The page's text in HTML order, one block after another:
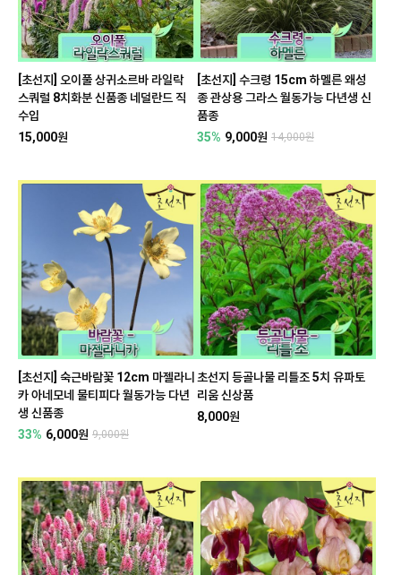
[초선지] 오이풀 상귀소르바 라일락
스쿼럴 8치화분 신품종 네덜란드 직
수입
15,000원
[초선지] 수크령 15cm 하멜른 왜성
종 관상용 그라스 월동가능 다년생 신
품종
35% 9,000원 14,000원
[초선지] 숙근바람꽃 12cm 마젤라니
카 아네모네 물티피다 월동가능 다년
생 신품종
33% 6,000원 9,000원
초선지 등골나물 리틀조 5치 유파토
리움 신상품
8,000원